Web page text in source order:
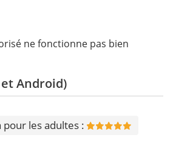
ne fonctionne pas bien
et Android)
les adultes :